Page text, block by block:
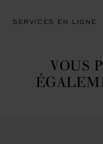
SERVICES EN LIGNE
VOUS